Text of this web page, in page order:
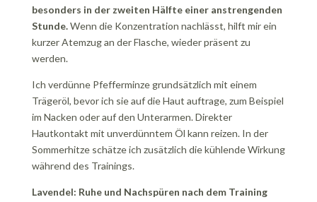
besonders in der zweiten Hälfte einer anstrengenden
Stunde.Wenn die Konzentration nachlässt, hilft mir ein
kurzer Atemzug an der Flasche, wieder präsent zu
werden.
Ich verdünne Pfefferminze grundsätzlich mit einem
Trägeröl, bevor ich sie auf die Haut auftrage, zum Beispiel
im Nacken oder auf den Unterarmen. Direkter
Hautkontakt mit unverdünntem Öl kann reizen. In der
Sommerhitze schätze ich zusätzlich die kühlende Wirkung
während des Trainings.
Lavendel: Ruhe und Nachspüren nach dem Training